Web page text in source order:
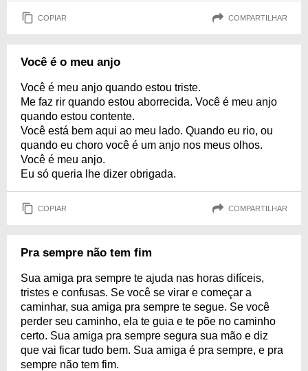
COPIAR COMPARTILHAR
Você é o meu anjo
Você é meu anjo quando estou triste.
Me faz rir quando estou aborrecida. Você é meu anjo
quando estou contente.
Você está bem aqui ao meu lado. Quando eu rio, ou
quando eu choro você é um anjo nos meus olhos.
Você é meu anjo.
Eu só queria lhe dizer obrigada.
COPIAR COMPARTILHAR
Pra sempre não tem fim
Sua amiga pra sempre te ajuda nas horas difíceis,
tristes e confusas. Se você se virar e começar a
caminhar, sua amiga pra sempre te segue. Se você
perder seu caminho, ela te guia e te põe no caminho
certo. Sua amiga pra sempre segura sua mão e diz
que vai ficar tudo bem. Sua amiga é pra sempre, e pra
sempre não tem fim.